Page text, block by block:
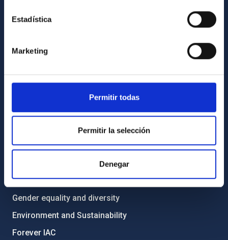
Estadística
Marketing
Permitir todas
Permitir la selección
Denegar
How to get to the IAC
Library
Legislation
Code of ethics and anti-fraud policy
Gender equality and diversity
Environment and Sustainability
Forever IAC